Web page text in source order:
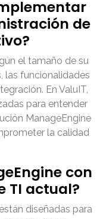
de
el tamaño de su
las funcionalidades
En ValuIT,
para entender
ManageEngine
la calidad
con
TI actual?
diseñadas para